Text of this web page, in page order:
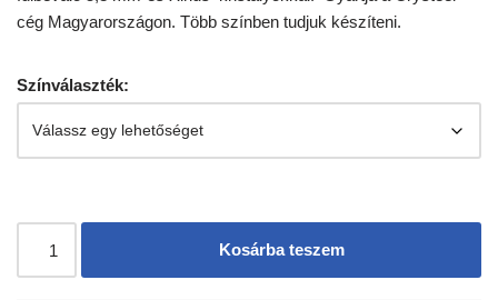
cég Magyarországon. Több színben tudjuk készíteni.
Színválaszték:
Kosárba teszem